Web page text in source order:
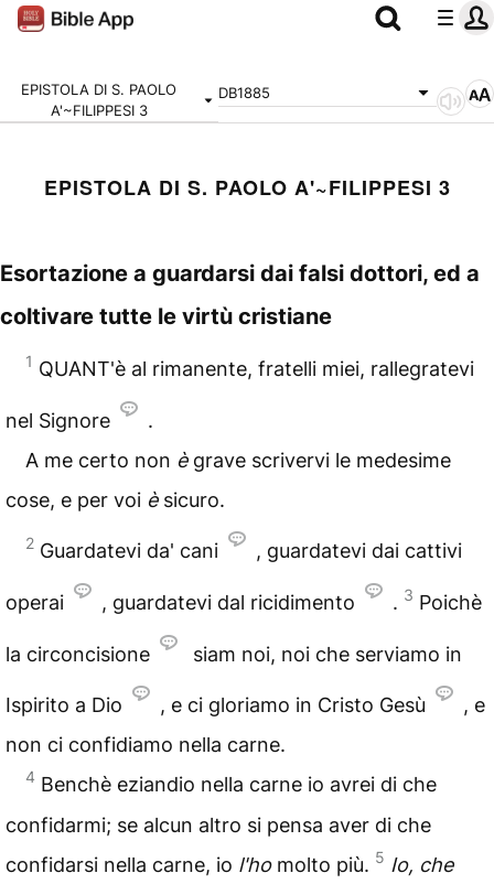
EPISTOLA DI S. PAOLO
A'~FILIPPESI 3
DB1885
EPISTOLA DI S. PAOLO A'~FILIPPESI 3
Esortazione a guardarsi dai falsi dottori, ed a
coltivare tutte le virtù cristiane
1 QUANT'è al rimanente, fratelli miei, rallegratevi
nel Signore
.
A me certo non ègrave scrivervi le medesime
cose, e per voi èsicuro.
2 Guardatevi da' cani , guardatevi dai cattivi
operai , guardatevi dal ricidimento . 3 Poichè
la circoncisione siam noi, noi che serviamo in
Ispirito a Dio , e ci gloriamo in Cristo Gesù
, e
non ci confidiamo nella carne.
4 Benchè eziandio nella carne io avrei di che
confidarmi; se alcun altro si pensa aver di che
confidarsi nella carne, io l'homolto più. 5 Io, che